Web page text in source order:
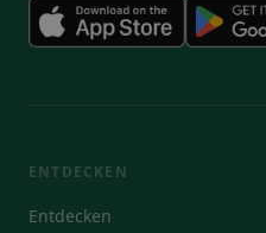
ENTDECKEN
Entdecken